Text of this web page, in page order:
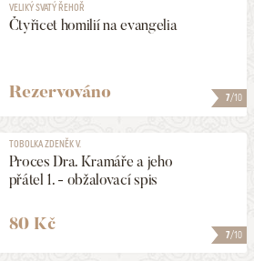
7990 Kč
7/10
VELIKÝ SVATÝ ŘEHOŘ
Čtyřicet homilií na evangelia
Rezervováno
7/10
TOBOLKA ZDENĚK V.
Proces Dra. Kramáře a jeho
přátel 1. - obžalovací spis
80 Kč